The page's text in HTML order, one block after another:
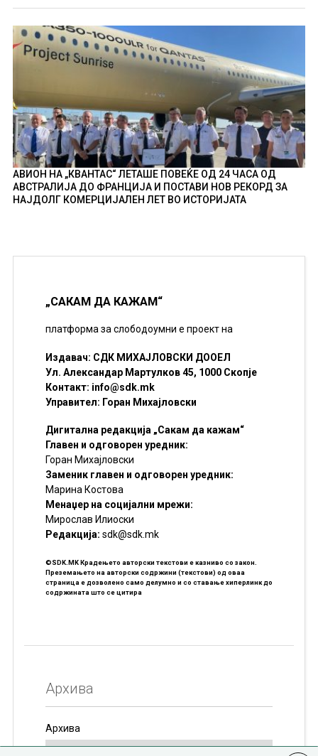
АВИОН НА „КВАНТАС“ ЛЕТАШЕ ПОВЕЌЕ ОД 24 ЧАСА ОД
АВСТРАЛИЈА ДО ФРАНЦИЈА И ПОСТАВИ НОВ РЕКОРД ЗА
НАЈДОЛГ КОМЕРЦИЈАЛЕН ЛЕТ ВО ИСТОРИЈАТА
„САКАМ ДА КАЖАМ“
платформа за слободоумни е проект на
Издавач: СДК МИХАЈЛОВСКИ ДООЕЛ
Ул. Александар Мартулков 45, 1000 Скопје
Контакт: info@sdk.mk
Управител: Горан Михајловски
Дигитална редакција „Сакам да кажам“
Главен и одговорен уредник:
Горан Михајловски
Заменик главен и одговорен уредник:
Марина Костова
Менаџер на социјални мрежи:
Мирослав Илиоски
Редакцијa: sdk@sdk.mk
©SDK.MK Крадењето авторски текстови е казниво со закон.
Преземањето на авторски содржини (текстови) од оваа
страница е дозволено само делумно и со ставање хиперлинк до
содржината што се цитира
Архива
Архива